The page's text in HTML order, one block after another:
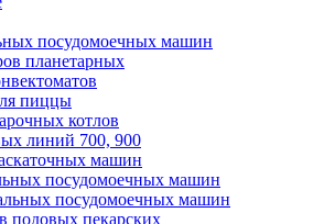
посудомоечных машин
планетарных
пиццы
котлов
линий 700, 900
машин
посудомоечных машин
посудомоечных машин
подовых пекарских